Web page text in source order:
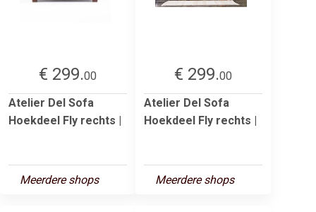
€ 299.00
Atelier Del Sofa
Hoekdeel Fly rechts |
Meerdere shops
€ 299.00
Atelier Del Sofa
Hoekdeel Fly rechts |
Meerdere shops